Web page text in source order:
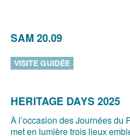
SAM 20.09
VISITE GUIDÉE
HERITAGE DAYS 2025
À l’occasion des Journées du
met en lumière trois lieux